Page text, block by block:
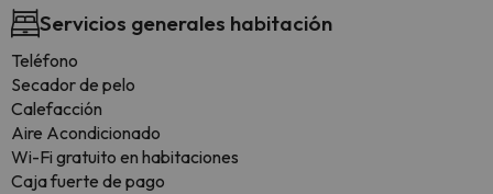
Servicios generales habitación
Teléfono
Secador de pelo
Calefacción
Aire Acondicionado
Wi-Fi gratuito en habitaciones
Caja fuerte de pago